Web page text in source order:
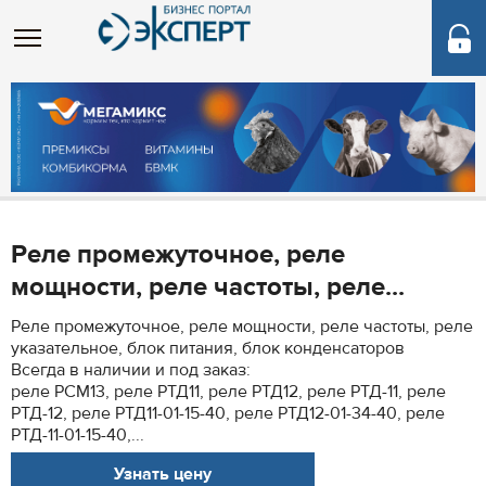
Реле промежуточное, реле
мощности, реле частоты, реле...
Реле промежуточное, реле мощности, реле частоты, реле
указательное, блок питания, блок конденсаторов
Всегда в наличии и под заказ:
реле РСМ13, реле РТД11, реле РТД12, реле РТД-11, реле
РТД-12, реле РТД11-01-15-40, реле РТД12-01-34-40, реле
РТД-11-01-15-40,...
Узнать цену